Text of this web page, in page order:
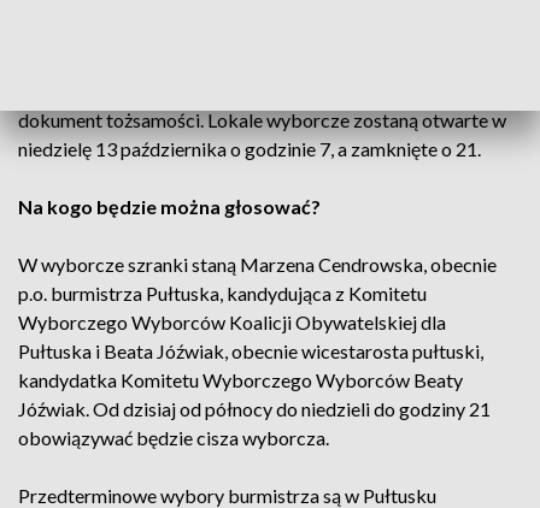
dokument tożsamości. Lokale wyborcze zostaną otwarte w
niedzielę 13 października o godzinie 7, a zamknięte o 21.
Na kogo będzie można głosować?
W wyborcze szranki staną Marzena Cendrowska, obecnie
p.o. burmistrza Pułtuska, kandydująca z Komitetu
Wyborczego Wyborców Koalicji Obywatelskiej dla
Pułtuska i Beata Jóźwiak, obecnie wicestarosta pułtuski,
kandydatka Komitetu Wyborczego Wyborców Beaty
Jóźwiak. Od dzisiaj od północy do niedzieli do godziny 21
obowiązywać będzie cisza wyborcza.
Przedterminowe wybory burmistrza są w Pułtusku